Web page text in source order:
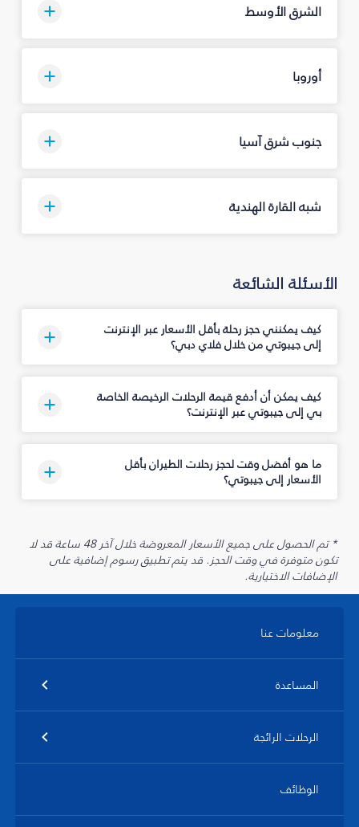
الشرق الأوسط
أوروبا
جنوب شرق آسيا
شبه القارة الهندية
الأسئلة الشائعة
كيف يمكنني حجز رحلة بأقل الأسعار عبر الإنترنت
إلى جيبوتي من خلال فلاي دبي؟
كيف يمكن أن أدفع قيمة الرحلات الرخيصة الخاصة
بي إلى جيبوتي عبر الإنترنت؟
ما هو أفضل وقت لحجز رحلات الطيران بأقل
الأسعار إلى جيبوتي؟
* تم الحصول على جميع الأسعار المعروضة خلال آخر 48 ساعة قد لا
تكون متوفرة في وقت الحجز. قد يتم تطبيق رسوم إضافية على
الإضافات الاختيارية.
معلومات عنا
المساعدة
الرحلات الرائجة
الوظائف